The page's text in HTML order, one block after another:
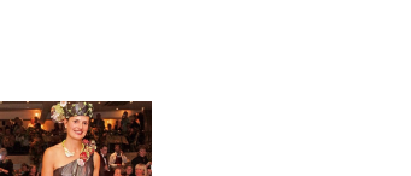
236_l Bruxelles –